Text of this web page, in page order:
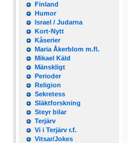
Finland
Humor
Israel / Judarna
Kort-Nytt
Kåserier
Maria Åkerblom m.fl.
Mikael Käld
Mänskligt
Perioder
Religion
Sekretess
Släktforskning
Steyr bilar
Terjärv
Vi i Terjärv r.f.
Vitsar/Jokes